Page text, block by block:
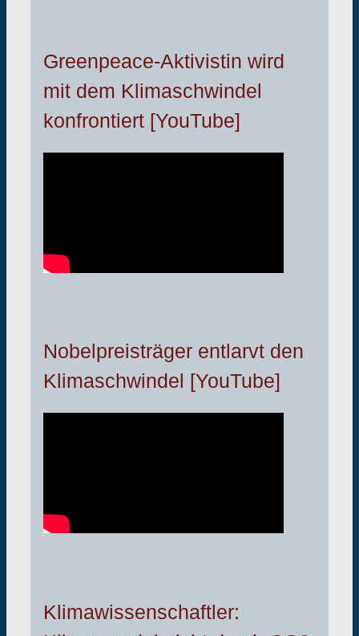
Greenpeace-Aktivistin wird
mit dem Klimaschwindel
konfrontiert [YouTube]
Nobelpreisträger entlarvt den
Klimaschwindel [YouTube]
Klimawissenschaftler: